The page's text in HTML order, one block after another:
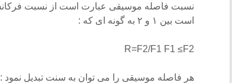
است بین ۱ و ۲ به گونه ای که :
R=F2/F1 F1 ≤F2
هر فاصله موسیقی را می توان به سنت تبدیل نمود :